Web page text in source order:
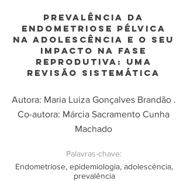
PREVALÊNCIA DA
ENDOMETRIOSE PÉLVICA
NA ADOLESCÊNCIA E O SEU
IMPACTO NA FASE
REPRODUTIVA: UMA
REVISÃO SISTEMÁTICA
Autora: Maria Luiza Gonçalves Brandão .
Co-autora: Márcia Sacramento Cunha
Machado
Palavras-chave:
Endometriose, epidemiologia, adolescência,
prevalência